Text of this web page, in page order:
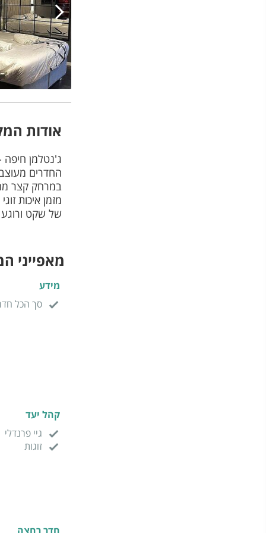
אודות
החדרים
במרחק קצר
מזמן איכות
של שקט ורוגע
מאפייני
מידע
סך הכל
קהל יעד
גיי פרנדלי
זוגות